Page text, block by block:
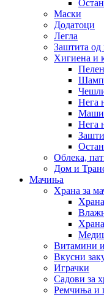
Маски
Додатоци
Легла
Заштита од
Хигиена и
Нега
Нега
Облека,
Дом и
Мачиња
Храна за
Витамини
Вкусни
Играчки
Садови за
Ремчиња и